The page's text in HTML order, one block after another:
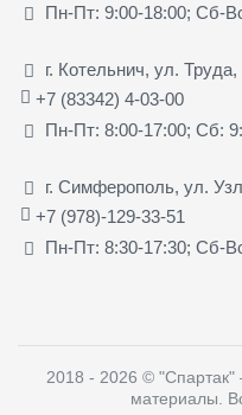
Пн-Пт: 9:00-18:00; Сб-
г. Котельнич, ул. Труда,
+7 (83342) 4-03-00
Пн-Пт: 8:00-17:00; Сб:
г. Симферополь, ул.
+7 (978)-129-33-51
Пн-Пт: 8:30-17:30; Сб-
2018 - 2026 ©
материалы .